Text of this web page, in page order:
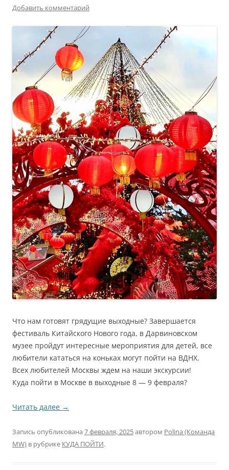
Добавить комментарий
Что нам готовят грядущие выходные? Завершается
фестиваль Китайского Нового года, в Дарвиновском
музее пройдут интересные мероприятия для детей, все
любители кататься на коньках могут пойти на ВДНХ.
Всех любителей Москвы ждем на наши экскурсии!
Куда пойти в Москве в выходные 8 — 9 февраля?
Читать далее →
Запись опубликована 7 февраля, 2025автором Polina (Команда
MW) в рубрике КУДА ПОЙТИ.